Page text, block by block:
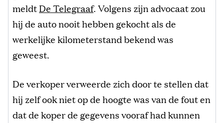
meldtDe Telegraaf. Volgens zijn advocaat zou
hij de auto nooit hebben gekocht als de
werkelijke kilometerstand bekend was
geweest.
De verkoper verweerde zich door te stellen dat
hij zelf ook niet op de hoogte was van de fout en
dat de koper de gegevens vooraf had kunnen